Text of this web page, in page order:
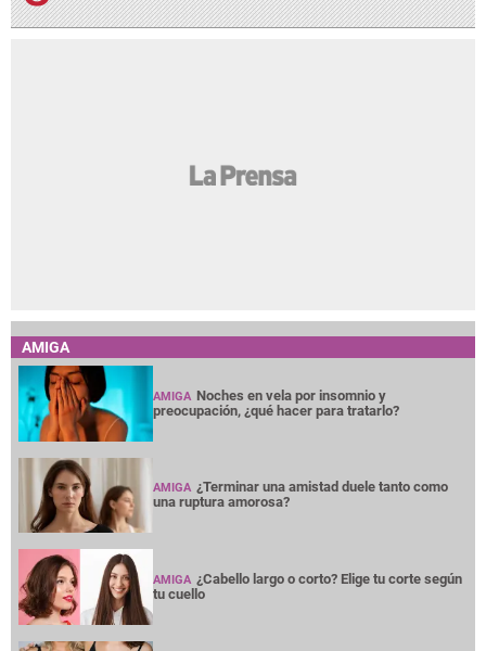
AMIGA
AMIGA Noches en vela por insomnio y
preocupación, ¿qué hacer para tratarlo?
AMIGA ¿Terminar una amistad duele tanto como
una ruptura amorosa?
AMIGA ¿Cabello largo o corto? Elige tu corte según
tu cuello